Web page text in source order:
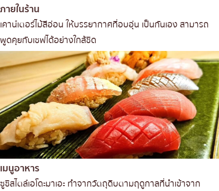
ภายในร้าน
เคาน์เตอร์ไม้สีอ่อน ให้บรรยากาศที่อบอุ่น เป็นกันเอง สามารถ
พูดคุยกับเชฟได้อย่างใกล้ชิด
เมนูอาหาร
ซูชิสไตล์เอโดะมาเอะ ทำจากวัตถุดิบตามฤดูกาลที่นำเข้าจาก